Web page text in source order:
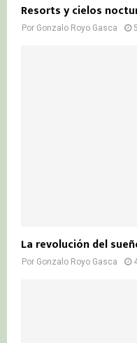
Resorts y cielos
Por Gonzalo Royo Gasca
La revolución del
Por Gonzalo Royo Gasca